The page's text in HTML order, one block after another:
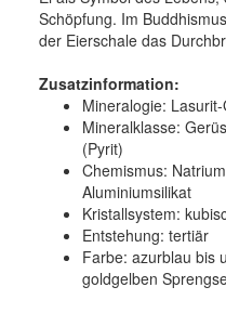
Schöpfung. Im
der Eierschale das
Zusatzinformation:
Mineralogie:
Mineralklasse:
(Pyrit)
Chemismus:
Aluminiumsilikat
Kristallsystem:
Entstehung: tertiär
Farbe: azurblau bis
goldgelben